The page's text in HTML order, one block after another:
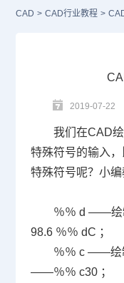
CAD > CAD行业教程 >
2019-07-22
我们在CAD
特殊符号的输入
特殊符号呢？小编
％％ d ——绘
98.6 ％％ dC ；
％％ c ——绘
——％％ c30 ；